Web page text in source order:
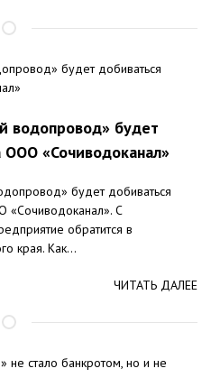
водопровод» будет
ООО «Сочиводоканал»
будет добиваться
«Сочиводоканал». С
обратится в
края. Как...
ЧИТАТЬ ДАЛЕЕ